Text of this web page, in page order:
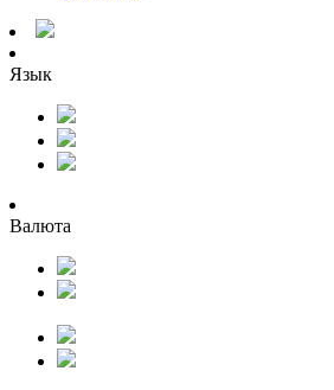
Язык
Валюта